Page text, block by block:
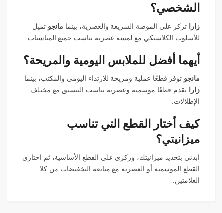
الشخصي؟
زارا تركز على الموضة السريعة والعصرية، بينما مانجو تميل
للأسلوب الكلاسيكي مع لمسة عصرية تناسب جميع المناسبات.
أيهما أفضل للملابس اليومية والمريحة؟
مانجو توفر قطعًا عملية ومريحة للارتداء اليومي والمكتب، بينما
زارا
تقدم قطعًا موسمية وعصرية تناسب التنسيق مع مختلف
الإطلالات.
كيف أختار القطع التي تناسب
ميزانيتي؟
ابدئي بتحديد ميزانيتك، وركزي على القطع الأساسية، ثم اختاري
القطع الموسمية أو العصرية مع متابعة التخفيضات من كلا
العلامتين.